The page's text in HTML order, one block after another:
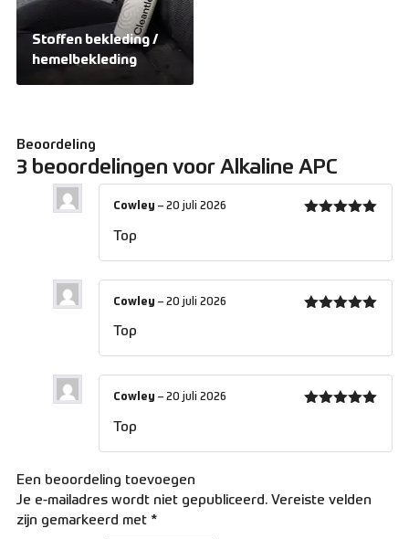
Stoffen bekleding /
hemelbekleding
Beoordeling
3 beoordelingen voorAlkaline APC
Cowley– 20 juli 2026
Top
Cowley– 20 juli 2026
Top
Cowley– 20 juli 2026
Top
Een beoordeling toevoegen
Je e-mailadres wordt niet gepubliceerd. Vereiste velden
zijn gemarkeerd met *